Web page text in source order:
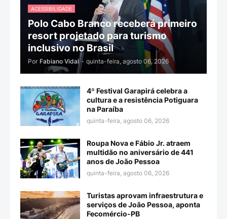
ACESSIBILIDADE
Polo Cabo Branco receberá primeiro
resort projetado para turismo
inclusivo no Brasil
Por Fabiano Vidal - quinta-feira, agosto 06, 2026
4º Festival Garapirá celebra a
cultura e a resistência Potiguara
na Paraíba
quinta-feira, agosto 06, 2026
Roupa Nova e Fábio Jr. atraem
multidão no aniversário de 441
anos de João Pessoa
quinta-feira, agosto 06, 2026
Turistas aprovam infraestrutura e
serviços de João Pessoa, aponta
Fecomércio-PB